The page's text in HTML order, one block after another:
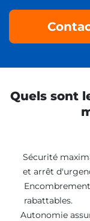
Quels sont
Sécurité
et arrêt
rabattables.
Autonomie